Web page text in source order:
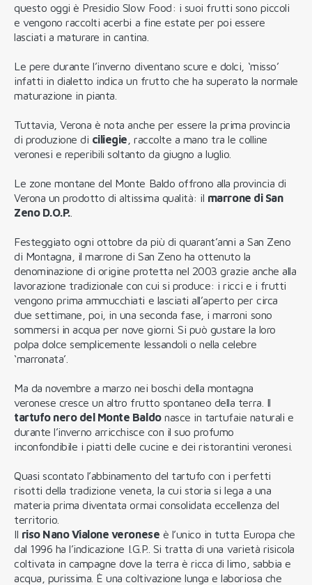
questo oggi è Presidio Slow Food: i suoi frutti sono piccoli
e vengono raccolti acerbi a fine estate per poi essere
lasciati a maturare in cantina.
Le pere durante l’inverno diventano scure e dolci, ‘misso’
infatti in dialetto indica un frutto che ha superato la normale
maturazione in pianta.
Tuttavia, Verona è nota anche per essere la prima provincia
di produzione di ciliegie , raccolte a mano tra le colline
veronesi e reperibili soltanto da giugno a luglio.
Le zone montane del Monte Baldo offrono alla provincia di
Verona un prodotto di altissima qualità: il marrone di San
Zeno D.O.P..
Festeggiato ogni ottobre da più di quarant’anni a San Zeno
di Montagna, il marrone di San Zeno ha ottenuto la
denominazione di origine protetta nel 2003 grazie anche alla
lavorazione tradizionale con cui si produce: i ricci e i frutti
vengono prima ammucchiati e lasciati all’aperto per circa
due settimane, poi, in una seconda fase, i marroni sono
sommersi in acqua per nove giorni. Si può gustare la loro
polpa dolce semplicemente lessandoli o nella celebre
‘marronata’.
Ma da novembre a marzo nei boschi della montagna
veronese cresce un altro frutto spontaneo della terra. Il
tartufo nero del Monte Baldo nasce in tartufaie naturali e
durante l’inverno arricchisce con il suo profumo
inconfondibile i piatti delle cucine e dei ristorantini veronesi.
Quasi scontato l’abbinamento del tartufo con i perfetti
risotti della tradizione veneta, la cui storia si lega a una
materia prima diventata ormai consolidata eccellenza del
territorio.
Il riso Nano Vialone veronese è l’unico in tutta Europa che
dal 1996 ha l’indicazione I.G.P.. Si tratta di una varietà risicola
coltivata in campagne dove la terra è ricca di limo, sabbia e
acqua, purissima. È una coltivazione lunga e laboriosa che